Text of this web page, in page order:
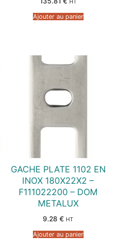
HT
Ajouter au panier
GACHE PLATE 1102 EN
INOX 180X22X2 –
F111022200 – DOM
METALUX
9.28 € HT
Ajouter au panier